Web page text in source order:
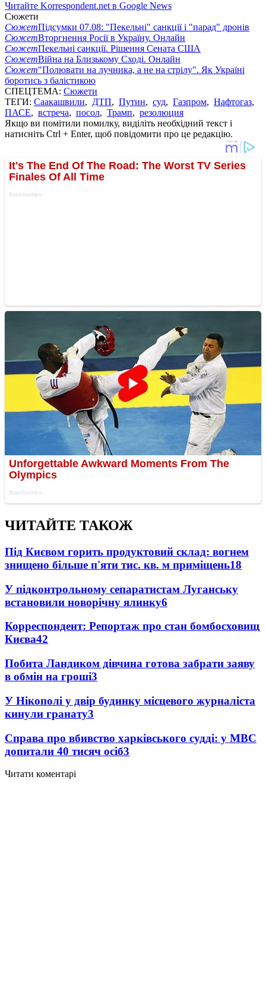
Читайте Korrespondent.net в Google News
Сюжети
СюжетПідсумки 07.08: "Пекельні" санкції і "парад" дронів
СюжетВторгнення Росії в Україну. Онлайн
СюжетПекельні санкції. Рішення Сената США
СюжетВійна на Близькому Сході. Онлайн
Сюжет"Полювати на лучника, а не на стрілу". Як Україні
боротись з балістикою
СПЕЦТЕМА: Сюжети
ТЕГИ: Саакашвили, ДТП, Путин, суд, Газпром, Нафтогаз,
ПАСЕ, встреча, посол, Трамп, резолюция
Якщо ви помітили помилку, виділіть необхідний текст і
натисніть Ctrl + Enter, щоб повідомити про це редакцію.
ЧИТАЙТЕ ТАКОЖ
Під Києвом горить продуктовий склад: вогнем
знищено більше п'яти тис. кв. м приміщень18
У підконтрольному сепаратистам Луганську
встановили новорічну ялинку6
Корреспондент: Репортаж про стан бомбосховищ
Києва42
Побита Ландиком дівчина готова забрати заяву
в обмін на гроші3
У Нікополі у двір будинку місцевого журналіста
кинули гранату3
Справа про вбивство харківського судді: у МВС
допитали 40 тисяч осіб3
Читати коментарі